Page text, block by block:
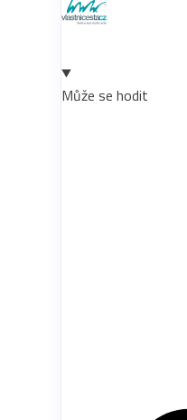
Může se hodit